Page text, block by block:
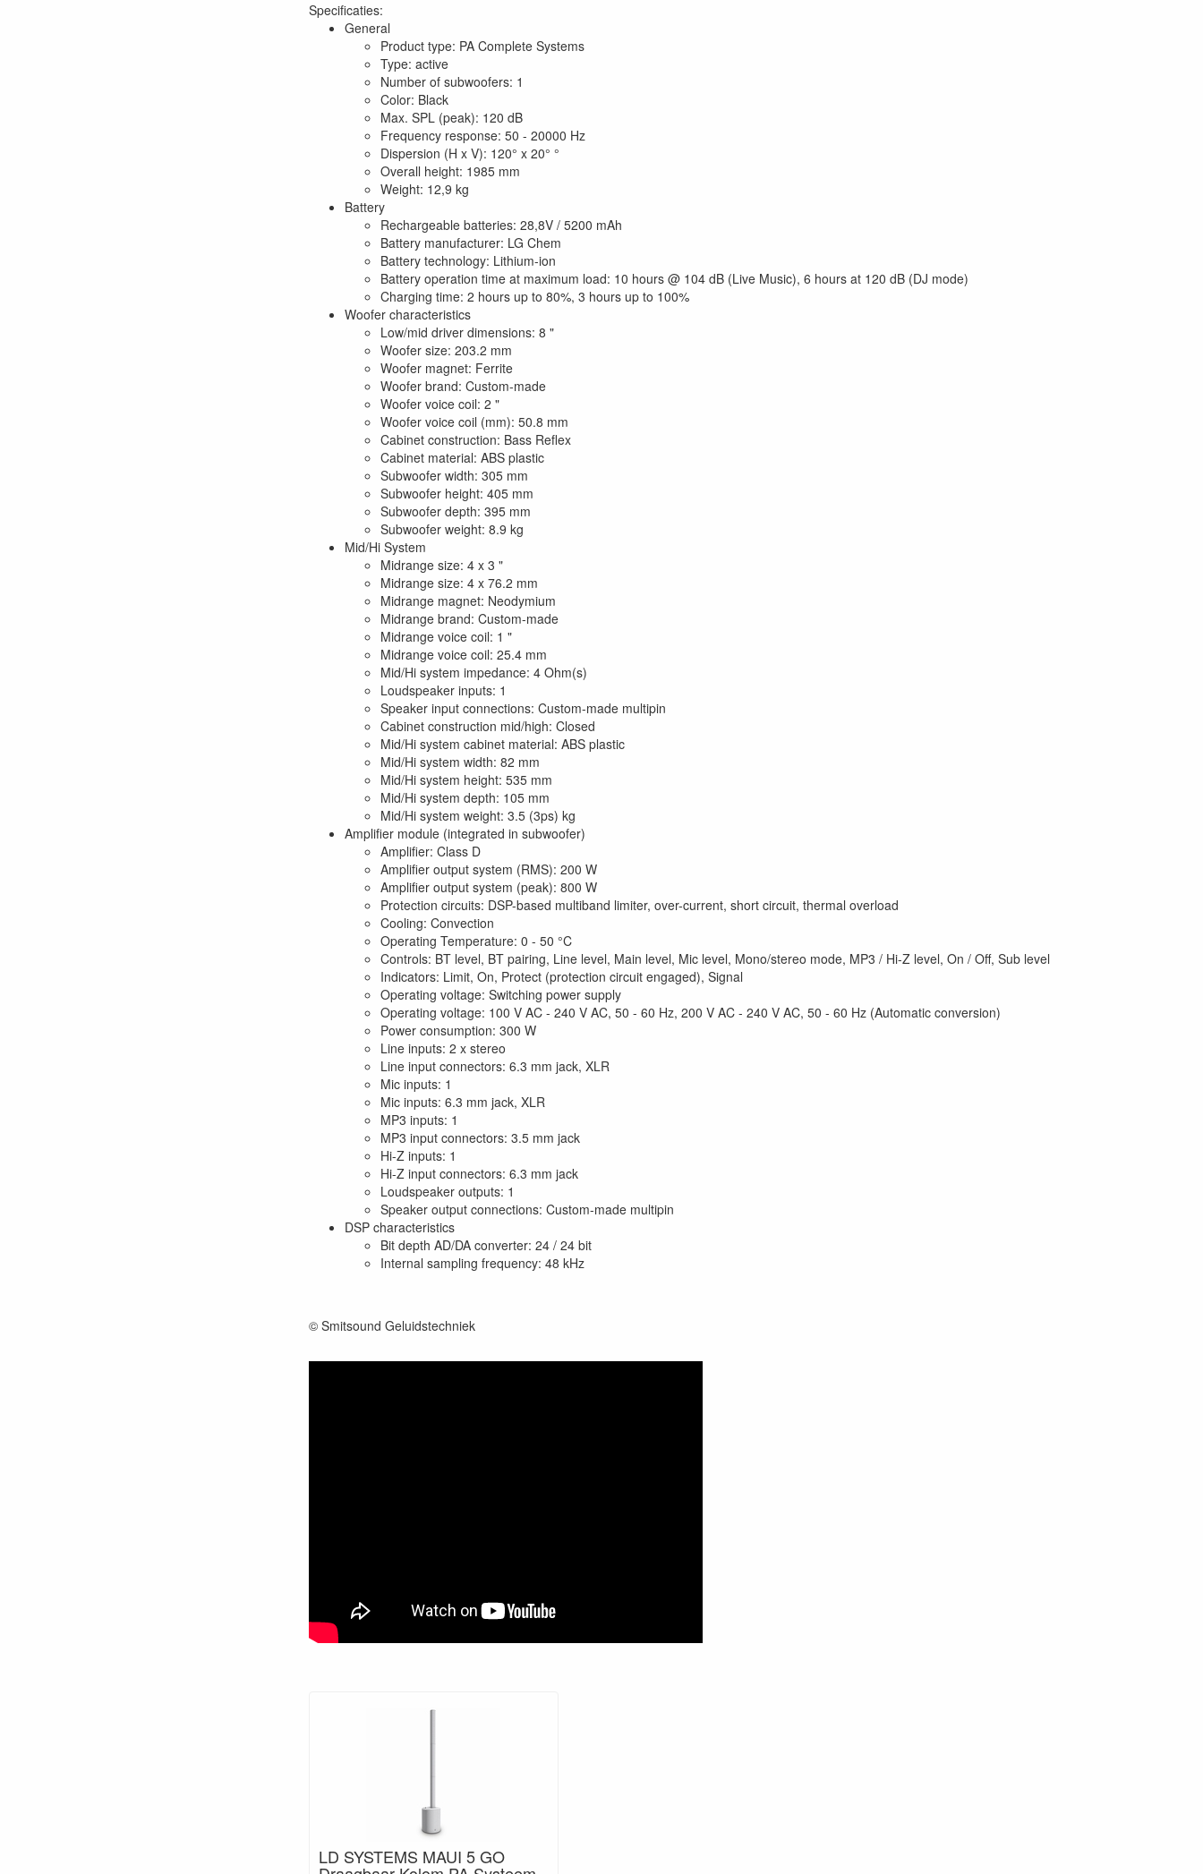
Specificaties:
General
Product type: PA Complete Systems
Type: active
Number of subwoofers: 1
Color: Black
Max. SPL (peak): 120 dB
Frequency response: 50 - 20000 Hz
Dispersion (H x V): 120° x 20° °
Overall height: 1985 mm
Weight: 12,9 kg
Battery
Rechargeable batteries: 28,8V / 5200 mAh
Battery manufacturer: LG Chem
Battery technology: Lithium-ion
Battery operation time at maximum load: 10 hours @ 104 dB (Live Music), 6 hours at 120 dB (DJ mode)
Charging time: 2 hours up to 80%, 3 hours up to 100%
Woofer characteristics
Low/mid driver dimensions: 8 "
Woofer size: 203.2 mm
Woofer magnet: Ferrite
Woofer brand: Custom-made
Woofer voice coil: 2 "
Woofer voice coil (mm): 50.8 mm
Cabinet construction: Bass Reflex
Cabinet material: ABS plastic
Subwoofer width: 305 mm
Subwoofer height: 405 mm
Subwoofer depth: 395 mm
Subwoofer weight: 8.9 kg
Mid/Hi System
Midrange size: 4 x 3 "
Midrange size: 4 x 76.2 mm
Midrange magnet: Neodymium
Midrange brand: Custom-made
Midrange voice coil: 1 "
Midrange voice coil: 25.4 mm
Mid/Hi system impedance: 4 Ohm(s)
Loudspeaker inputs: 1
Speaker input connections: Custom-made multipin
Cabinet construction mid/high: Closed
Mid/Hi system cabinet material: ABS plastic
Mid/Hi system width: 82 mm
Mid/Hi system height: 535 mm
Mid/Hi system depth: 105 mm
Mid/Hi system weight: 3.5 (3ps) kg
Amplifier module (integrated in subwoofer)
Amplifier: Class D
Amplifier output system (RMS): 200 W
Amplifier output system (peak): 800 W
Protection circuits: DSP-based multiband limiter, over-current, short circuit, thermal overload
Cooling: Convection
Operating Temperature: 0 - 50 °C
Controls: BT level, BT pairing, Line level, Main level, Mic level, Mono/stereo mode, MP3 / Hi-Z level, On / Off, Sub level
Indicators: Limit, On, Protect (protection circuit engaged), Signal
Operating voltage: Switching power supply
Operating voltage: 100 V AC - 240 V AC, 50 - 60 Hz, 200 V AC - 240 V AC, 50 - 60 Hz (Automatic conversion)
Power consumption: 300 W
Line inputs: 2 x stereo
Line input connectors: 6.3 mm jack, XLR
Mic inputs: 1
Mic inputs: 6.3 mm jack, XLR
MP3 inputs: 1
MP3 input connectors: 3.5 mm jack
Hi-Z inputs: 1
Hi-Z input connectors: 6.3 mm jack
Loudspeaker outputs: 1
Speaker output connections: Custom-made multipin
DSP characteristics
Bit depth AD/DA converter: 24 / 24 bit
Internal sampling frequency: 48 kHz
© Smitsound Geluidstechniek
LD SYSTEMS MAUI 5 GO